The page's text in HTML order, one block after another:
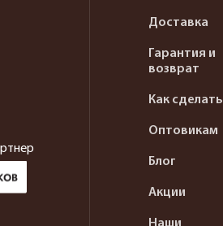
Доставка
Гарантия и
возврат
Как сделать
Оптовикам
Блог
Акции